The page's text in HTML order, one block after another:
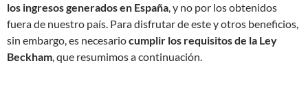
los ingresos generados en España, y no por los obtenidos
fuera de nuestro país. Para disfrutar de este y otros beneficios,
sin embargo, es necesariocumplir los requisitos de la Ley
Beckham, que resumimos a continuación.